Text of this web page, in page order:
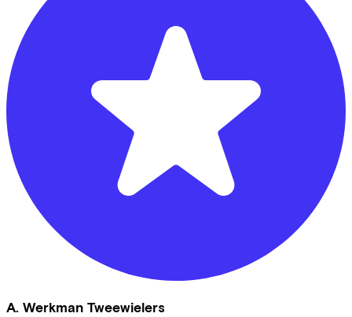
A. Werkman Tweewielers